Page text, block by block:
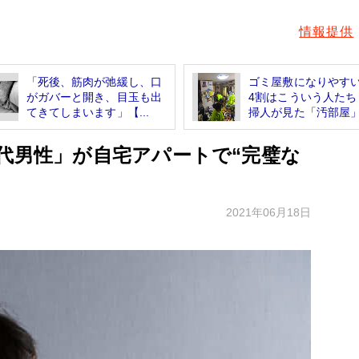
情報提供
「死後、筋肉が弛緩し、口
がガバーと開き、目玉も出
てきてしまいます」【...
ゴミ屋敷になりやす
4割はこういう人た
掃人が見た「汚部屋
性」が自宅アパートで“完璧な
2021年06月18日